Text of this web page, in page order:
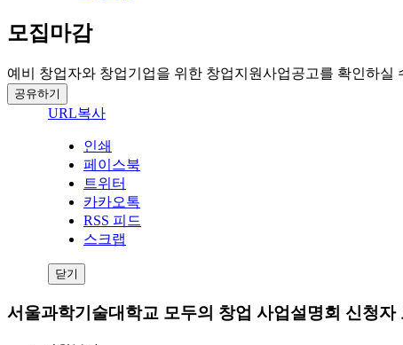
모집마감
예비 창업자와 창업기업을 위한 창업지원사업공고를 확인하실
공유하기
URL복사
인쇄
페이스북
트위터
카카오톡
RSS 피드
스크랩
닫기
서울과학기술대학교 모두의 창업 사업설명회 신청자